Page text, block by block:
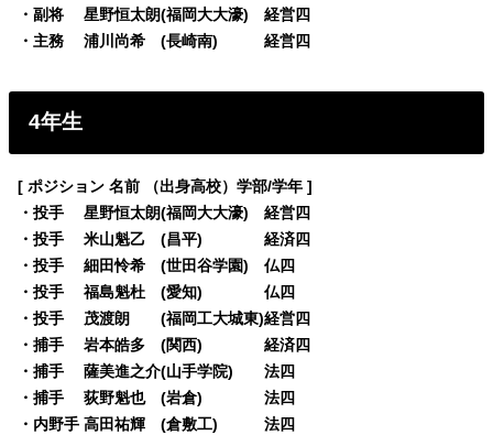
・副将 星野恒太朗(福岡大大濠) 経営四
・主務 浦川尚希 (長崎南) 経営四
4年生
[ ポジション 名前 （出身高校）学部/学年 ]
・投手 星野恒太朗(福岡大大濠) 経営四
・投手 米山魁乙 (昌平) 経済四
・投手 細田怜希 (世田谷学園) 仏四
・投手 福島魁杜 (愛知) 仏四
・投手 茂渡朗 (福岡工大城東)経営四
・捕手 岩本皓多 (関西) 経済四
・捕手 薩美進之介(山手学院) 法四
・捕手 荻野魁也 (岩倉) 法四
・内野手 高田祐輝 (倉敷工) 法四